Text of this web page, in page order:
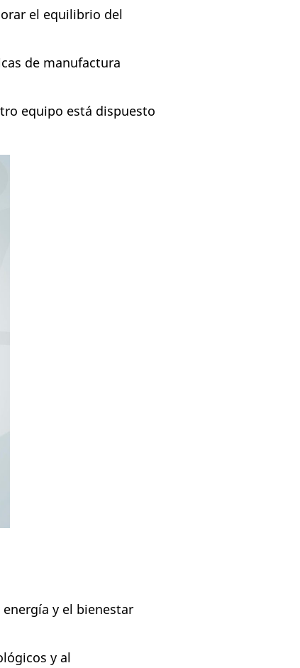
el equilibrio del
de manufactura
equipo está dispuesto
y el bienestar
y al